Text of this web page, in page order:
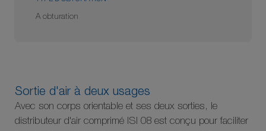
A obturation
Sortie d'air à deux usages
Avec son corps orientable et ses deux sorties, le
distributeur d'air comprimé ISI 08 est conçu pour faciliter